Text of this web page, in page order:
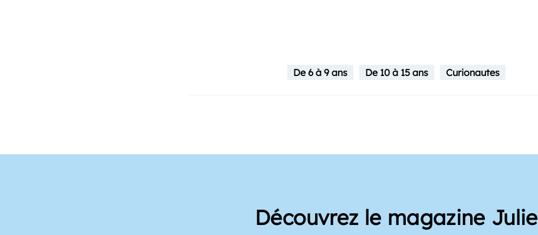
De 6 à 9 ans De 10 à 15 ans Curionautes
Découvrez le magazine Julie